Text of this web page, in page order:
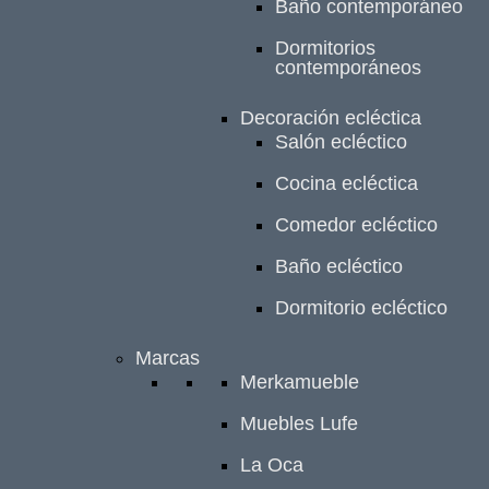
Baño contemporáneo
Dormitorios
contemporáneos
Decoración ecléctica
Salón ecléctico
Cocina ecléctica
Comedor ecléctico
Baño ecléctico
Dormitorio ecléctico
Marcas
Merkamueble
Muebles Lufe
La Oca